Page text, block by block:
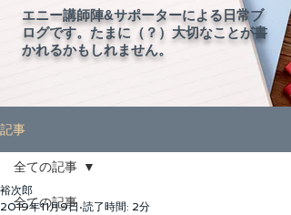
エニー講師陣&サポーターによる日常ブ
ログです。たまに（？）大切なことが書
かれるかもしれません。
記事
全ての記事
全ての記事
裕次郎
2019年11月9日 読了時間: 2分